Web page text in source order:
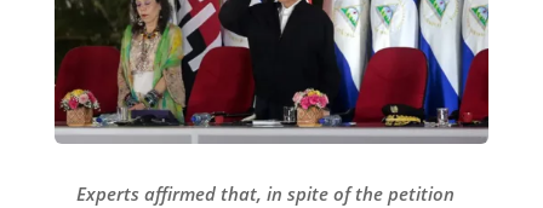
Experts affirmed that, in spite of the petition